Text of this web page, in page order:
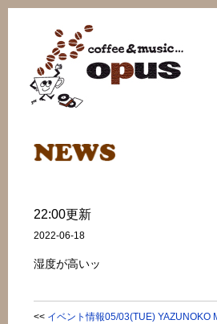
22:00更新
2022-06-18
湿度が高いッ
<< イベント情報05/03(TUE) YAZUNOKO